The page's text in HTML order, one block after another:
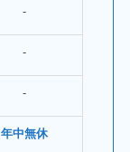
‐
‐
‐
年中無休